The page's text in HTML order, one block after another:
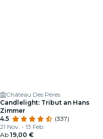
Château Des Pères
Candlelight: Tribut an Hans
Zimmer
4.5
(337)
21 Nov. - 13 Feb.
Ab 19,00 €